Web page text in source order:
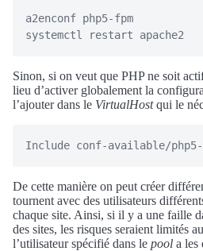
a2enconf php5-fpm
Sinon, si on veut que PHP ne soit
lieu d’activer globalement la
l’ajouter dans le VirtualHostqui le
De cette manière on peut créer
tournent avec des utilisateurs
chaque site. Ainsi, si il y a une faille
des sites, les risques seraient limités
l’utilisateur spécifié dans le pool a les